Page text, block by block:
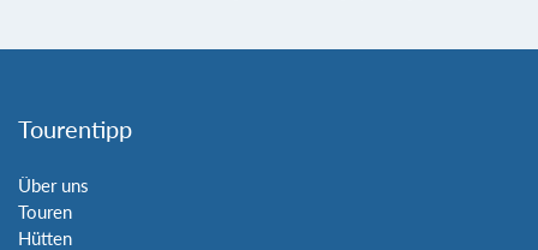
Tourentipp
Über uns
Touren
Hütten